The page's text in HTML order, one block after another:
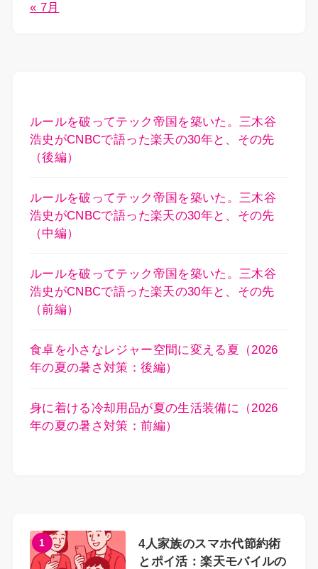
« 7月
ルールを破ってテック帝国を築いた。三木谷
浩史がCNBCで語った楽天の30年と、その先
（後編）
ルールを破ってテック帝国を築いた。三木谷
浩史がCNBCで語った楽天の30年と、その先
（中編）
ルールを破ってテック帝国を築いた。三木谷
浩史がCNBCで語った楽天の30年と、その先
（前編）
食卓を小さなレジャー空間に変える夏（2026
年の夏の暑さ対策：後編）
身に着ける冷却用品が夏の生活装備に（2026
年の夏の暑さ対策：前編）
1
4人家族のスマホ代節約術
とポイ活：楽天モバイルの